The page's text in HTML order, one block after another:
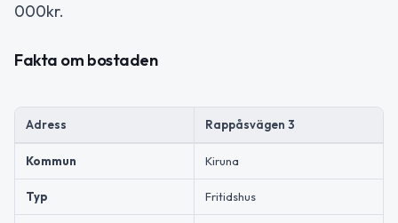
000kr.
Fakta om bostaden
Adress Rappåsvägen 3
Kommun Kiruna
Typ Fritidshus